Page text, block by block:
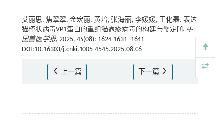
艾丽思, 焦翠翠, 金宏丽, 黄培, 张海丽, 李媛媛, 王化磊. 表达
猫杯状病毒VP1蛋白的重组猫疱疹病毒的构建与鉴定[J]. 中
国兽医学报, 2025, 45(08): 1624-1631+1641
DOI:10.16303/j.cnki.1005-4545.2025.08.06
上一篇 下一篇